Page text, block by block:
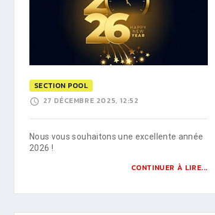
SECTION POOL
27 DÉCEMBRE 2025, 12:52
Nous vous souhaitons une excellente année
2026 !
CONTINUER À LIRE...